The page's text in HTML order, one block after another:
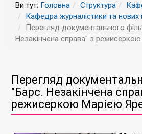
Ви тут: Головна Структура
Кафедра журналістики та нових
Перегляд документального
Незакінчена справа" з
Перегляд
"Барс. Незакінчена
режисеркою Марією